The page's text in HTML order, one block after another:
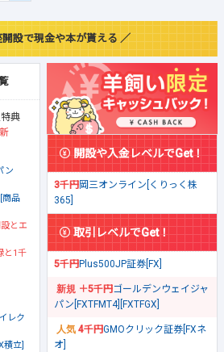
開設で現金や本が貰える ／
典
ン
商品
設とエ
と1千
レク
積立]
開設や入金レベルでGet！
3千円岡三オンライン[くりっく株
365]
取引レベルでGet！
5千円Plus500JP証券[FX]
＋5千円ゴールデンウェイジャ
パン[FXTFMT4][FXTFGX]
4千円GMOクリック証券[FXネ
オ]